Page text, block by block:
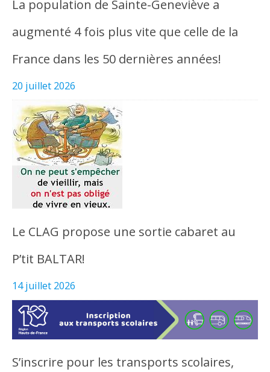
La population de Sainte-Geneviève a
augmenté 4 fois plus vite que celle de la
France dans les 50 dernières années!
20 juillet 2026
Le CLAG propose une sortie cabaret au
P’tit BALTAR!
14 juillet 2026
S’inscrire pour les transports scolaires,